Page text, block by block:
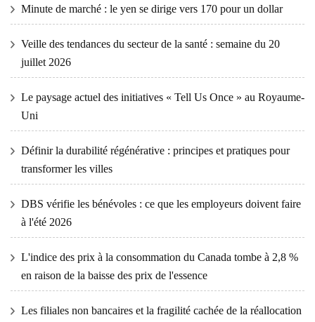
Minute de marché : le yen se dirige vers 170 pour un dollar
Veille des tendances du secteur de la santé : semaine du 20
juillet 2026
Le paysage actuel des initiatives « Tell Us Once » au Royaume-
Uni
Définir la durabilité régénérative : principes et pratiques pour
transformer les villes
DBS vérifie les bénévoles : ce que les employeurs doivent faire
à l'été 2026
L'indice des prix à la consommation du Canada tombe à 2,8 %
en raison de la baisse des prix de l'essence
Les filiales non bancaires et la fragilité cachée de la réallocation